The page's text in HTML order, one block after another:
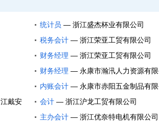
统计员 — 浙江盛杰杯业有限公司
税务会计 — 浙江荣亚工贸有限公司
财务经理 — 浙江荣亚工贸有限公司
财务经理 — 永康市瀚汛人力资源有限
内账会计 — 永康市赤阳五金制品有限
戴安
会计 — 浙江沪龙工贸有限公司
主办会计 — 浙江优奈特电机有限公司